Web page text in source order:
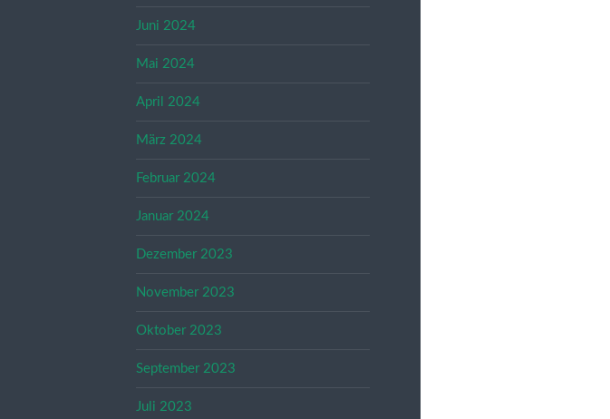
Juni 2024
Mai 2024
April 2024
März 2024
Februar 2024
Januar 2024
Dezember 2023
November 2023
Oktober 2023
September 2023
Juli 2023